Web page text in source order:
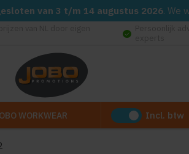
van 3 t/m 14 augustus 2026. We
check_circle
WORKWEAR Incl. btw